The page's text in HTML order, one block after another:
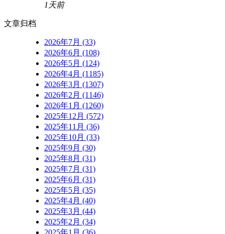
1天前
文章归档
2026年7月 (33)
2026年6月 (108)
2026年5月 (124)
2026年4月 (1185)
2026年3月 (1307)
2026年2月 (1146)
2026年1月 (1260)
2025年12月 (572)
2025年11月 (36)
2025年10月 (33)
2025年9月 (30)
2025年8月 (31)
2025年7月 (31)
2025年6月 (31)
2025年5月 (35)
2025年4月 (40)
2025年3月 (44)
2025年2月 (34)